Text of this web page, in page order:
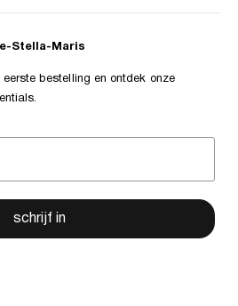
Stella-Maris
bestelling en ontdek onze
schrijf in